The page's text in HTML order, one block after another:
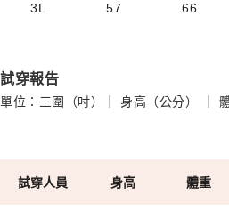
3L 57 66
試穿報告
單位：三圍（吋）｜ 身高（公分） ｜
試穿人員 身高 體重